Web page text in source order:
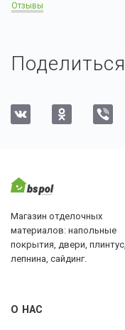
Отзывы
Поделиться
Магазин отделочных
материалов: напольные
покрытия, двери, плинтус,
лепнина, сайдинг.
О НАС